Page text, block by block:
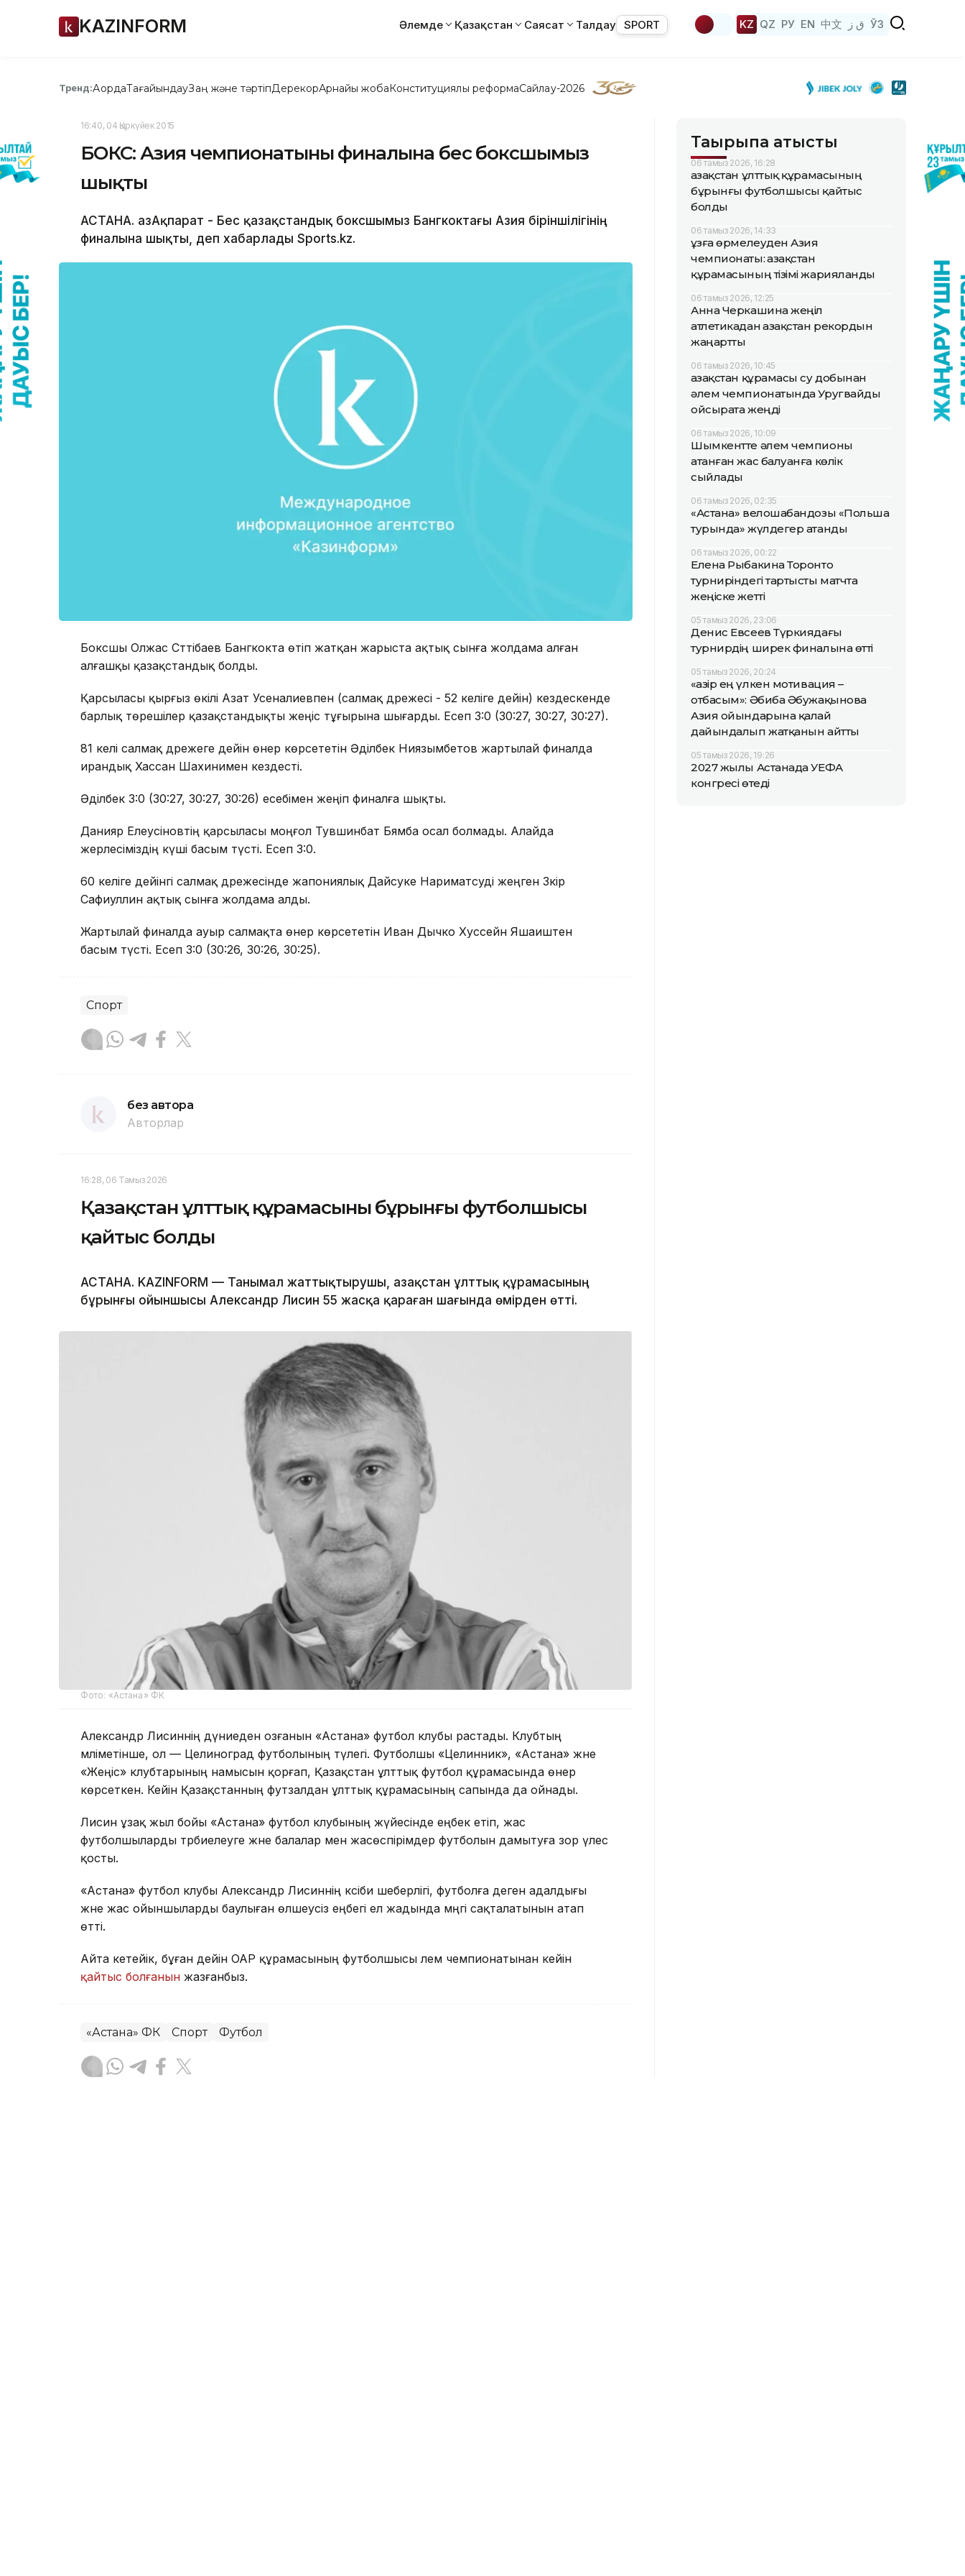
KAZINFORM Әлемде Қазақстан Саясат Талдау SPORT KZ QZ РУ EN 中文 ق ز ЎЗ
Тренд:АқордаТағайындауЗаң және тәртіпДерекқорАрнайы жобаКонституциялық реформаСайлау-2026
16:40, 04 Қыркүйек 2015
БОКС: Азия чемпионатының финалына бес боксшымыз
шықты
АСТАНА. ҚазАқпарат - Бес қазақстандық боксшымыз Бангкоктағы Азия біріншілігінің
финалына шықты, деп хабарлады Sports.kz.
Боксшы Олжас Сәттібаев Бангкокта өтіп жатқан жарыста ақтық сынға жолдама алған
алғашқы қазақстандық болды.
Қарсыласы қырғыз өкілі Азат Усеналиевпен (салмақ дәрежесі - 52 келіге дейін) кездескенде
барлық төрешілер қазақстандықты жеңіс тұғырына шығарды. Есеп 3:0 (30:27, 30:27, 30:27).
81 келі салмақ дәрежеге дейін өнер көрсететін Әділбек Ниязымбетов жартылай финалда
ирандық Хассан Шахинимен кездесті.
Әділбек 3:0 (30:27, 30:27, 30:26) есебімен жеңіп финалға шықты.
Данияр Елеусіновтің қарсыласы моңғол Тувшинбат Бямба осал болмады. Алайда
жерлесіміздің күші басым түсті. Есеп 3:0.
60 келіге дейінгі салмақ дәрежесінде жапониялық Дайсуке Нариматсуді жеңген Зәкір
Сафиуллин ақтық сынға жолдама алды.
Жартылай финалда ауыр салмақта өнер көрсететін Иван Дычко Хуссейн Яшаиштен
басым түсті. Есеп 3:0 (30:26, 30:26, 30:25).
Спорт
без автора
Авторлар
16:28, 06 Тамыз 2026
Қазақстан ұлттық құрамасының бұрынғы футболшысы
қайтыс болды
АСТАНА. KAZINFORM — Танымал жаттықтырушы, Қазақстан ұлттық құрамасының
бұрынғы ойыншысы Александр Лисин 55 жасқа қараған шағында өмірден өтті.
Фото: «Астана» ФК
Александр Лисиннің дүниеден озғанын «Астана» футбол клубы растады. Клубтың
мәліметінше, ол — Целиноград футболының түлегі. Футболшы «Целинник», «Астана» және
«Жеңіс» клубтарының намысын қорғап, Қазақстан ұлттық футбол құрамасында өнер
көрсеткен. Кейін Қазақстанның футзалдан ұлттық құрамасының сапында да ойнады.
Лисин ұзақ жыл бойы «Астана» футбол клубының жүйесінде еңбек етіп, жас
футболшыларды тәрбиелеуге және балалар мен жасөспірімдер футболын дамытуға зор үлес
қосты.
«Астана» футбол клубы Александр Лисиннің кәсіби шеберлігі, футболға деген адалдығы
және жас ойыншыларды баулыған өлшеусіз еңбегі ел жадында мәңгі сақталатынын атап
өтті.
Айта кетейік, бұған дейін ОАР құрамасының футболшысы әлем чемпионатынан кейін
қайтыс болғанын жазғанбыз.
«Астана» ФК Спорт Футбол
Тақырыпқа қатысты
06 тамыз 2026, 16:28
Қазақстан ұлттық құрамасының
бұрынғы футболшысы қайтыс
болды
06 тамыз 2026, 14:33
Құзға өрмелеуден Азия
чемпионаты: Қазақстан
құрамасының тізімі жарияланды
06 тамыз 2026, 12:25
Анна Черкашина жеңіл
атлетикадан Қазақстан рекордын
жаңартты
06 тамыз 2026, 10:45
Қазақстан құрамасы су добынан
әлем чемпионатында Уругвайды
ойсырата жеңді
06 тамыз 2026, 10:09
Шымкентте әлем чемпионы
атанған жас балуанға көлік
сыйлады
06 тамыз 2026, 02:35
«Астана» велошабандозы «Польша
турында» жүлдегер атанды
06 тамыз 2026, 00:22
Елена Рыбакина Торонто
турниріндегі тартысты матчта
жеңіске жетті
05 тамыз 2026, 23:06
Денис Евсеев Түркиядағы
турнирдің ширек финалына өтті
05 тамыз 2026, 20:24
«Қазір ең үлкен мотивация –
отбасым»: Әбиба Әбужақынова
Азия ойындарына қалай
дайындалып жатқанын айтты
05 тамыз 2026, 19:26
2027 жылы Астанада УЕФА
конгресі өтеді